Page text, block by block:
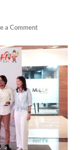
a Comment